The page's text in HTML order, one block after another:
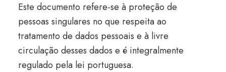
Este documento refere-se à proteção de
pessoas singulares no que respeita ao
tratamento de dados pessoais e à livre
circulação desses dados e é integralmente
regulado pela lei portuguesa.